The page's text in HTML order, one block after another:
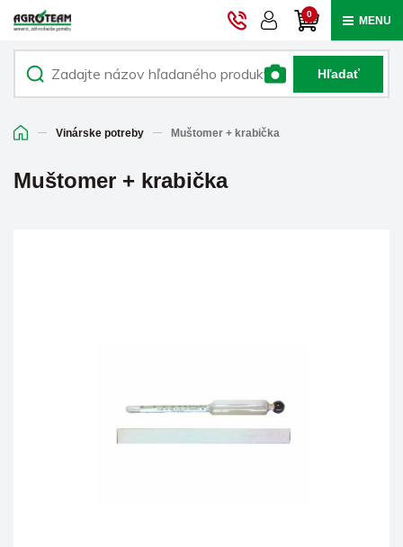
0 MENU
Hľadať
Vinárske potreby Muštomer + krabička
Muštomer + krabička